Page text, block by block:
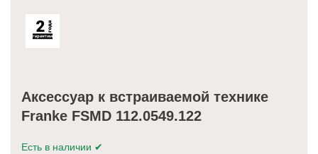
Аксессуар к встраиваемой технике
Franke FSMD 112.0549.122
Есть в наличии ✔